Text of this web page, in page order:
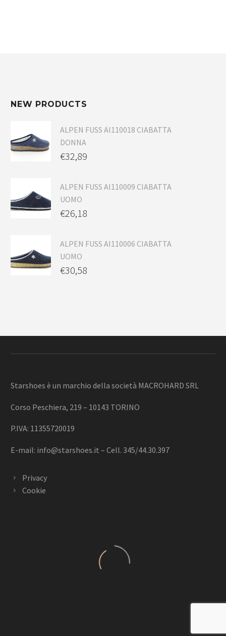
NEW PRODUCTS
ALPEN FUSS AI110018 CIABATTA
DONNA
€32,89
ALPEN FUSS AI110009 CIABATTA
UOMO
€26,18
ALPEN FUSS AI110006 CIABATTA
UOMO
€30,58
Starshoes è un marchio della società MACROHARD SRL
Corso Peschiera, 219 – 10143 TORINO
P.IVA: 11355720019
E-mail: info@starshoes.it – Cell. 345/44.30.397
Privacy
Cookie